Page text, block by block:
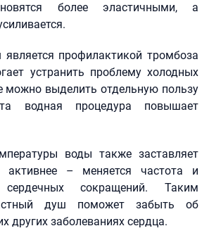
более эластичными, а
профилактикой тромбоза
устранить проблему холодных
можно выделить отдельную пользу
водная процедура повышает
воды также заставляет
активнее – меняется частота и
сердечных сокращений. Таким
душ поможет забыть об
других заболеваниях сердца.